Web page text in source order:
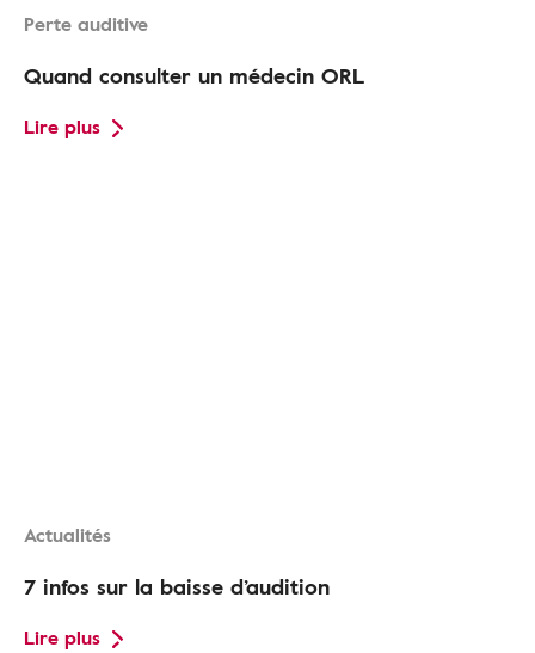
Perte auditive
Quand consulter un médecin ORL
Lire plus
Actualités
7 infos sur la baisse d’audition
Lire plus